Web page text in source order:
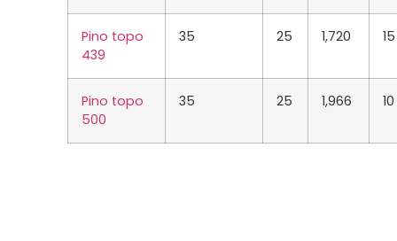
Pino topo
439
35 25 1,720 15
Pino topo
500
35 25 1,966 10